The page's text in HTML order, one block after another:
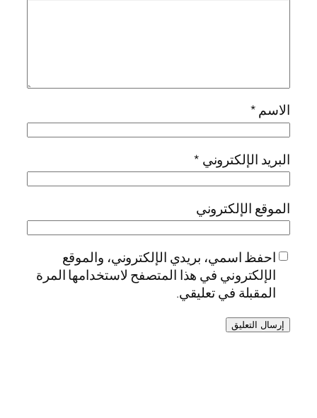
الاسم*
البريد الإلكتروني *
الموقع الإلكتروني
احفظ اسمي، بريدي الإلكتروني، والموقع
الإلكتروني في هذا المتصفح لاستخدامها المرة
المقبلة في تعليقي.